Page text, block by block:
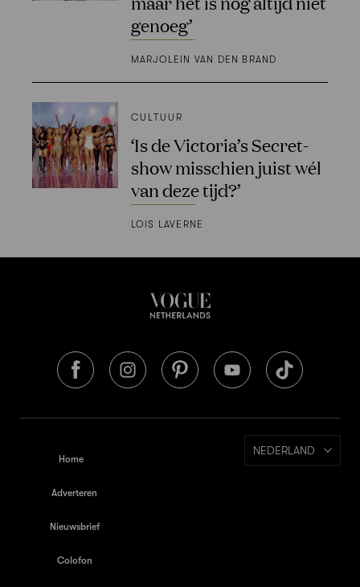
genoeg’
MARJOLEIN VAN DEN BRAND
CULTUUR
‘Is de Victoria’s Secret-
show misschien juist wél
van deze tijd?’
LOIS LAVERNE
Home
Adverteren
Nieuwsbrief
Colofon
NEDERLAND